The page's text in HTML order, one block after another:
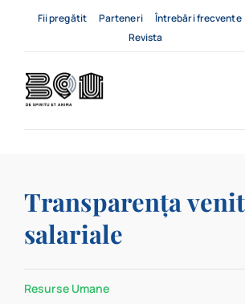
Fii pregătit Parteneri
Întrebări frecvente
Revista
Servicii
Evenimente
Transparența
salariale
Resurse Umane